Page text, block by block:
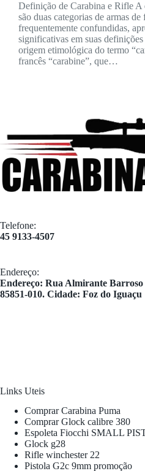
Definição de Carabina e Rifle A
são duas categorias de armas
frequentemente confundidas,
significativas em suas
origem etimológica do termo
francês “carabine”, que…
Telefone:
45 9133-4507
Endereço:
​Endereço: Rua Almirante Barroso
85851-010. Cidade: Foz do Iguaçu
Links Uteis
Comprar Carabina Puma
Comprar Glock calibre 380
Espoleta Fiocchi SMALL
Glock g28
Rifle winchester 22
Pistola G2c 9mm promoção